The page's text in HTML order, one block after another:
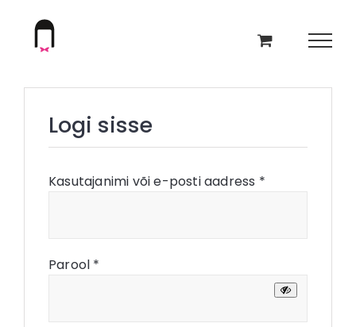
content
Logi sisse
Kasutajanimi või e-posti aadress *Nõutud
Parool *